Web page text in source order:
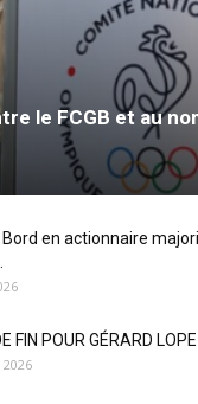
le FCGB et au
en actionnaire
FIN POUR GÉRARD